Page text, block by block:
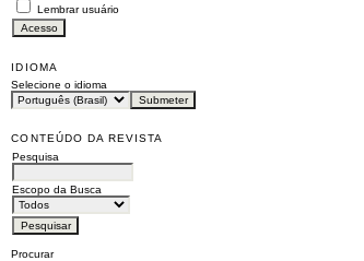
Lembrar usuário
IDIOMA
Selecione o idioma
CONTEÚDO DA REVISTA
Pesquisa
Escopo da Busca
Procurar